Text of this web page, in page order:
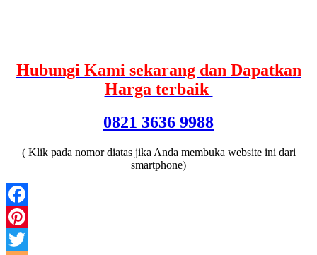
Hubungi Kami sekarang dan Dapatkan
Harga terbaik
0821 3636 9988
( Klik pada nomor diatas jika Anda membuka website ini dari
smartphone)
Facebook
Pinterest